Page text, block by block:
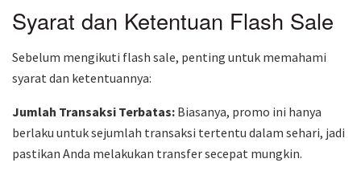
Syarat dan Ketentuan Flash Sale
Sebelum mengikuti flash sale, penting untuk memahami
syarat dan ketentuannya:
Jumlah Transaksi Terbatas: Biasanya, promo ini hanya
berlaku untuk sejumlah transaksi tertentu dalam sehari, jadi
pastikan Anda melakukan transfer secepat mungkin.